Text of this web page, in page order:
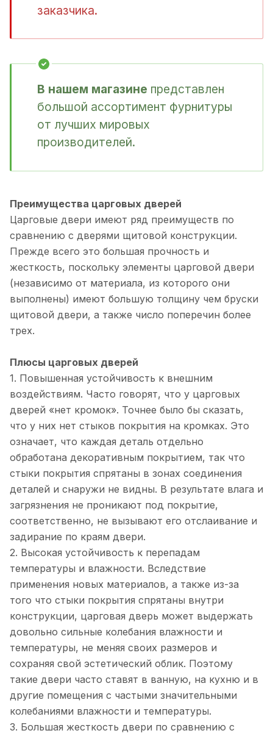
заказчика.
В нашем магазине представлен
большой ассортимент фурнитуры
от лучших мировых
производителей.
Преимущества царговых дверей
Царговые двери имеют ряд преимуществ по
сравнению с дверями щитовой конструкции.
Прежде всего это большая прочность и
жесткость, поскольку элементы царговой двери
(независимо от материала, из которого они
выполнены) имеют большую толщину чем бруски
щитовой двери, а также число поперечин более
трех.
Плюсы царговых дверей
1. Повышенная устойчивость к внешним
воздействиям. Часто говорят, что у царговых
дверей «нет кромок». Точнее было бы сказать,
что у них нет стыков покрытия на кромках. Это
означает, что каждая деталь отдельно
обработана декоративным покрытием, так что
стыки покрытия спрятаны в зонах соединения
деталей и снаружи не видны. В результате влага и
загрязнения не проникают под покрытие,
соответственно, не вызывают его отслаивание и
задирание по краям двери.
2. Высокая устойчивость к перепадам
температуры и влажности. Вследствие
применения новых материалов, а также из-за
того что стыки покрытия спрятаны внутри
конструкции, царговая дверь может выдержать
довольно сильные колебания влажности и
температуры, не меняя своих размеров и
сохраняя свой эстетический облик. Поэтому
такие двери часто ставят в ванную, на кухню и в
другие помещения с частыми значительными
колебаниями влажности и температуры.
3. Большая жесткость двери по сравнению с